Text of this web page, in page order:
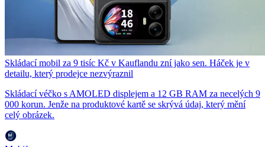
Skládací mobil za 9 tisíc Kč v Kauflandu zní jako sen. Háček je v
detailu, který prodejce nezvýraznil
Skládací véčko s AMOLED displejem a 12 GB RAM za necelých 9
000 korun. Jenže na produktové kartě se skrývá údaj, který mění
celý obrázek.